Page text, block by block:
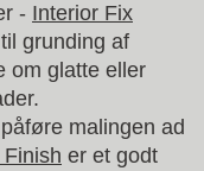
- Interior Fix
grunding af
om glatte eller
malingen ad
er et godt